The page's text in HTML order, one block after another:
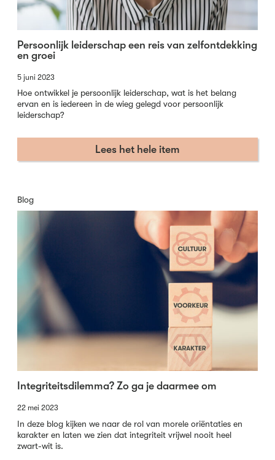
Persoonlijk leiderschap een reis van zelfontdekking
en groei
5 juni 2023
Hoe ontwikkel je persoonlijk leiderschap, wat is het belang
ervan en is iedereen in de wieg gelegd voor persoonlijk
leiderschap?
Lees het hele item
Blog
Integriteitsdilemma? Zo ga je daarmee om
22 mei 2023
In deze blog kijken we naar de rol van morele oriëntaties en
karakter en laten we zien dat integriteit vrijwel nooit heel
zwart-wit is.